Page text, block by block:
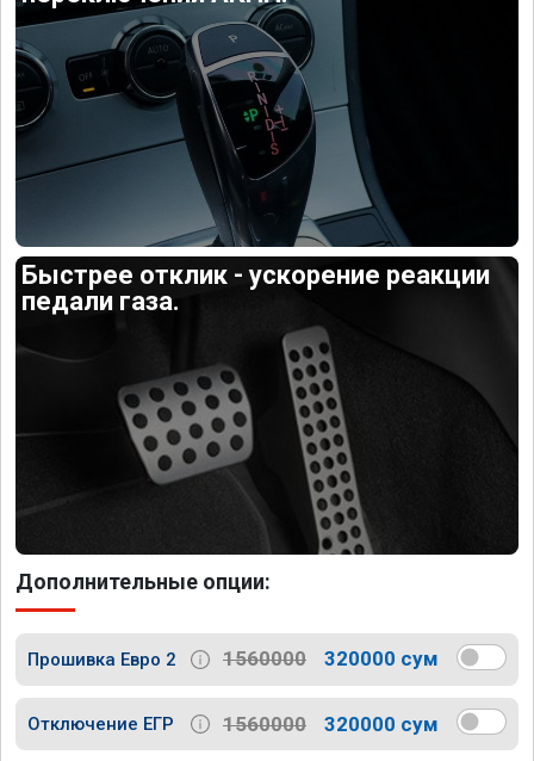
Быстрее отклик - ускорение реакции
педали газа.
Дополнительные опции:
Прошивка Евро 2 1560000 320000 сум
Отключение ЕГР 1560000 320000 сум